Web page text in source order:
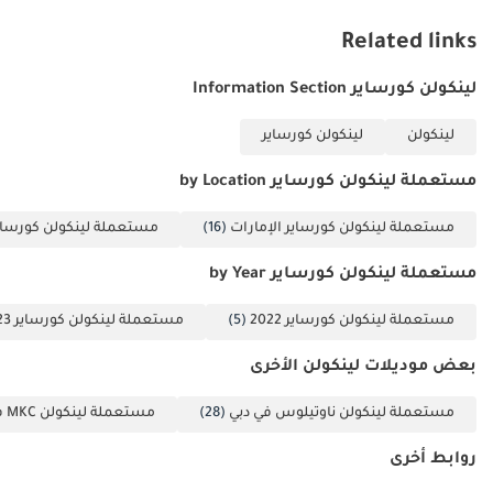
كنت قد استلمت راتباً
تستلم أي راتب
التواصل معنا).
1 رخصة تجارية 2 عقد
التأسيس 3 نسخ من
الشركاء 4 نسخ من
الإماراتية والتأشيرة 5
6 كشف حساب بنكي
Related links
لينكولن كورساير Information Section
لينكولن لينكولن كورساير
مستعملة لينكولن كورساير by Location
مستعملة لينكولن كورساير الإمارات (16) مستعملة لينكولن
مستعملة لينكولن كورساير by Year
مستعملة لينكولن كورساير 2022 (5) مستعملة لينكولن كورساير 2023
بعض موديلات لينكولن الأخرى
مستعملة لينكولن ناوتيلوس في دبي (28) مستعملة لينكولن MKC في دبي
روابط أخرى